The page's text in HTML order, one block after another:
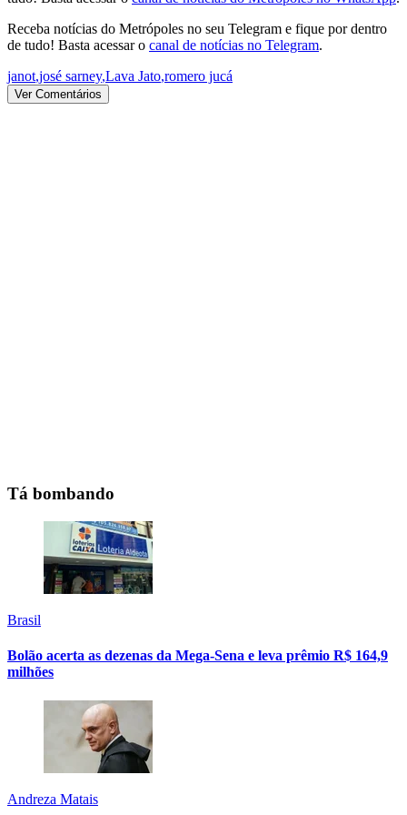
Receba notícias do Metrópoles no seu Telegram e fique por dentro
de tudo! Basta acessar o canal de notícias no Telegram.
janot,josé sarney,Lava Jato,romero jucá
Ver Comentários
Tá bombando
Brasil
Bolão acerta as dezenas da Mega-Sena e leva prêmio R$ 164,9
milhões
Andreza Matais